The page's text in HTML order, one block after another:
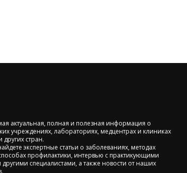
актуальная, полная и полезная информация о
учреждениях, лабораториях, медцентрах и клиниках
стран.
экспертные статьи о заболеваниях, методах
профилактики, интервью с практикующими
специалистами, а также новости от наших